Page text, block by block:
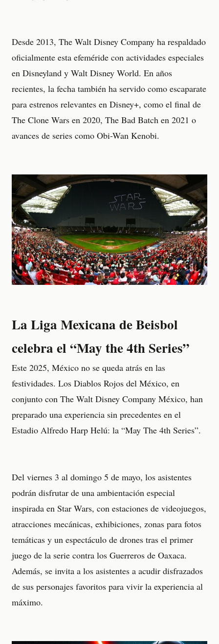
Desde 2013, The Walt Disney Company ha respaldado
oficialmente esta efeméride con actividades especiales
en Disneyland y Walt Disney World. En años
recientes, la fecha también ha servido como escaparate
para estrenos relevantes en Disney+, como el final de
The Clone Wars en 2020, The Bad Batch en 2021 o
avances de series como Obi-Wan Kenobi.
La Liga Mexicana de Beisbol
celebra el “May the 4th Series”
Este 2025, México no se queda atrás en las
festividades. Los Diablos Rojos del México, en
conjunto con The Walt Disney Company México, han
preparado una experiencia sin precedentes en el
Estadio Alfredo Harp Helú: la “May The 4th Series”.
Del viernes 3 al domingo 5 de mayo, los asistentes
podrán disfrutar de una ambientación especial
inspirada en Star Wars, con estaciones de videojuegos,
atracciones mecánicas, exhibiciones, zonas para fotos
temáticas y un espectáculo de drones tras el primer
juego de la serie contra los Guerreros de Oaxaca.
Además, se invita a los asistentes a acudir disfrazados
de sus personajes favoritos para vivir la experiencia al
máximo.